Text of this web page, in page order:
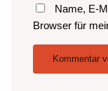
Name, E-
Browser für